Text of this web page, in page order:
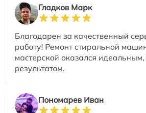
Гладков Марк
Благодарен за качественный
работу! Ремонт стиральной
мастерской оказался
результатом.
Пономарев Иван